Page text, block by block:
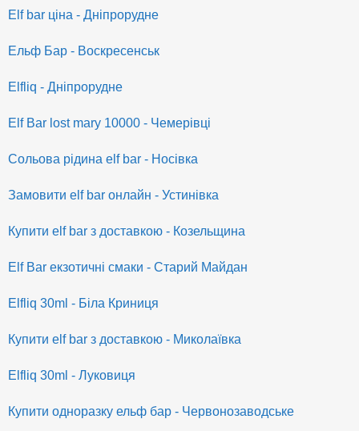
Elf bar ціна - Дніпрорудне
Ельф Бар - Воскресенськ
Elfliq - Дніпрорудне
Elf Bar lost mary 10000 - Чемерівці
Сольова рідина elf bar - Носівка
Замовити elf bar онлайн - Устинівка
Купити elf bar з доставкою - Козельщина
Elf Bar екзотичні смаки - Старий Майдан
Elfliq 30ml - Біла Криниця
Купити elf bar з доставкою - Миколаївка
Elfliq 30ml - Луковиця
Купити одноразку ельф бар - Червонозаводське